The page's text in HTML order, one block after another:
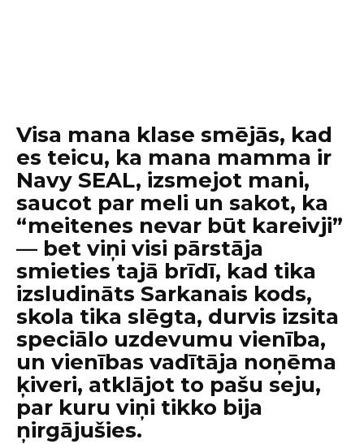
Visa mana klase smējās, kad
es teicu, ka mana mamma ir
Navy SEAL, izsmejot mani,
saucot par meli un sakot, ka
“meitenes nevar būt kareivji”
— bet viņi visi pārstāja
smieties tajā brīdī, kad tika
izsludināts Sarkanais kods,
skola tika slēgta, durvis izsita
speciālo uzdevumu vienība,
un vienības vadītāja noņēma
ķiveri, atklājot to pašu seju,
par kuru viņi tikko bija
ņirgājušies.